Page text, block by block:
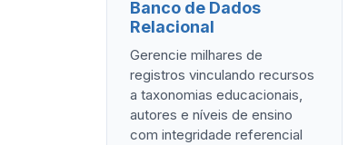
Banco de Dados
Relacional
Gerencie milhares de
registros vinculando recursos
a taxonomias educacionais,
autores e níveis de ensino
com integridade referencial